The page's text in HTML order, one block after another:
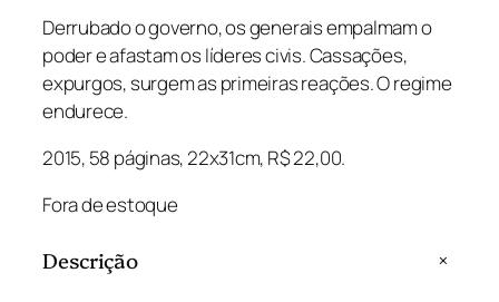
Derrubado o governo, os generais empalmam o
poder e afastam os líderes civis. Cassações,
expurgos, surgem as primeiras reações. O regime
endurece.
2015, 58 páginas, 22x31cm, R$ 22,00.
Fora de estoque
Descrição +